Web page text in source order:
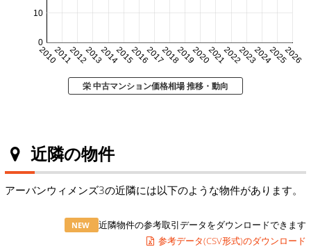
20102011201220132014201520162017201820192020202120222023202420252026
0
10
栄 中古マンション価格相場 推移・動向
近隣の物件
アーバンウィメンズ3の近隣には以下のような物件があります。
NEW
近隣物件の参考取引データをダウンロードできます
参考データ(CSV形式)のダウンロード